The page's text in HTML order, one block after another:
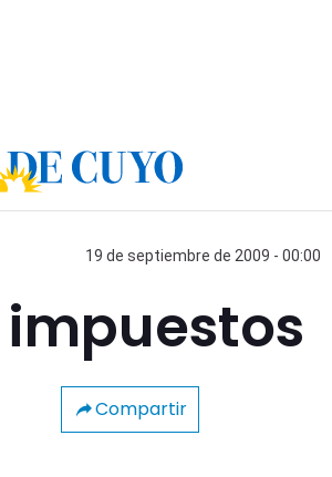
19 de septiembre de 2009 - 00:00
Compartir